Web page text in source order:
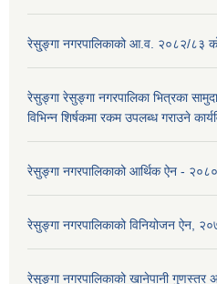
रेसु्ङ्गा नगरपालिकाको आ.व. २०८२/८३
रेसुङ्गा रेसुङ्गा नगरपालिका भित्रका
विभिन्न शिर्षकमा रकम उपलब्ध गराउने
रेसुङ्गा नगरपालिकाको आर्थिक ऐन - २०८०
रेसुङ्गा नगरपालिकाको विनियोजन ऐन,
रेसुङ्गा नगरपालिकाको खानेपानी गुणस्तर